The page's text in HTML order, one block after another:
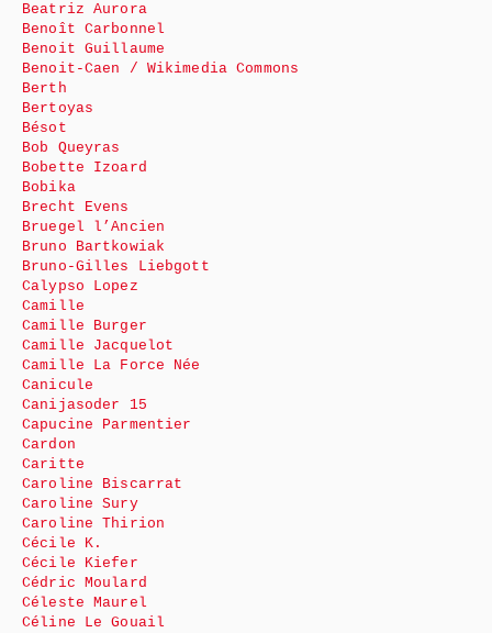
Beatriz Aurora
Benoît Carbonnel
Benoit Guillaume
Benoit-Caen / Wikimedia Commons
Berth
Bertoyas
Bésot
Bob Queyras
Bobette Izoard
Bobika
Brecht Evens
Bruegel l’Ancien
Bruno Bartkowiak
Bruno-Gilles Liebgott
Calypso Lopez
Camille
Camille Burger
Camille Jacquelot
Camille La Force Née
Canicule
Canijasoder 15
Capucine Parmentier
Cardon
Caritte
Caroline Biscarrat
Caroline Sury
Caroline Thirion
Cécile K.
Cécile Kiefer
Cédric Moulard
Céleste Maurel
Céline Le Gouail